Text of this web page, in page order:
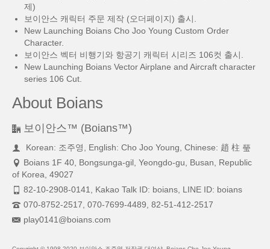
제)
보이안스 캐릭터 주문 제작 (오더페이지) 출시.
New Launching Boians Cho Joo Young Custom Order
Character.
보이안스 벡터 비행기와 항공기 캐릭터 시리즈 106컷 출시.
New Launching Boians Vector Airplane and Aircraft character
series 106 Cut.
About Boians
보이안스™ (Boians™)
Korean: 조주영, English: Cho Joo Young, Chinese: 趙 柱 瑩
Boians 1F 40, Bongsunga-gil, Yeongdo-gu, Busan, Republic
of Korea, 49027
82-10-2908-0141, Kakao Talk ID: boians, LINE ID: boians
070-8752-2517, 070-7699-4489, 82-51-412-2517
play0141@boians.com